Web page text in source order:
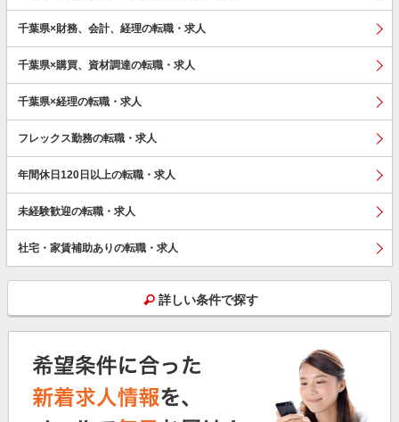
千葉県×財務、会計、経理の転職・求人
千葉県×購買、資材調達の転職・求人
千葉県×経理の転職・求人
フレックス勤務の転職・求人
年間休日120日以上の転職・求人
未経験歓迎の転職・求人
社宅・家賃補助ありの転職・求人
詳しい条件で探す